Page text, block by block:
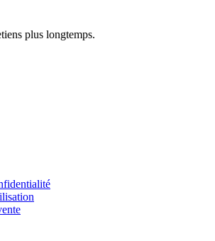
plus longtemps.